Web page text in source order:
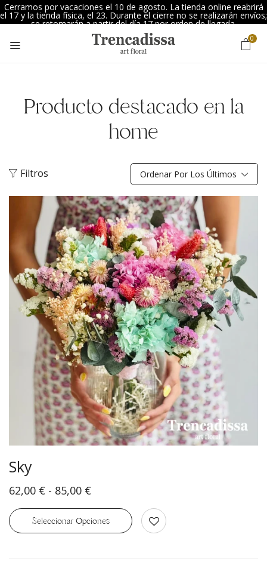
Cerramos por vacaciones el 10 de agosto. La tienda online reabrirá
el 17 y la tienda física, el 23. Durante el cierre no se realizarán envíos;
se retomarán a partir del día 17 por orden de llegada.
0
Producto destacado en la
home
Filtros Ordenar Por Los Últimos
Sky
62,00 € - 85,00 €
Seleccionar Opciones